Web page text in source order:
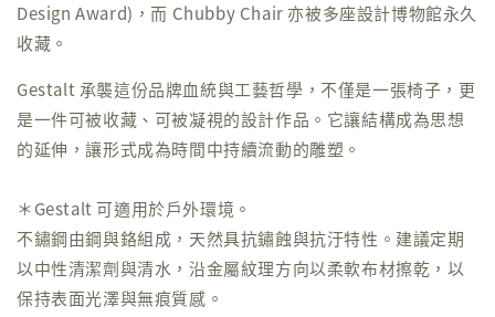
Design Award)，而 Chubby Chair 亦被多座設計博物館永久
收藏。
Gestalt 承襲這份品牌血統與工藝哲學，不僅是一張椅子，更
是一件可被收藏、可被凝視的設計作品。它讓結構成為思想
的延伸，讓形式成為時間中持續流動的雕塑。
＊Gestalt 可適用於戶外環境。
不鏽鋼由鋼與鉻組成，天然具抗鏽蝕與抗汙特性。建議定期
以中性清潔劑與清水，沿金屬紋理方向以柔軟布材擦乾，以
保持表面光澤與無痕質感。